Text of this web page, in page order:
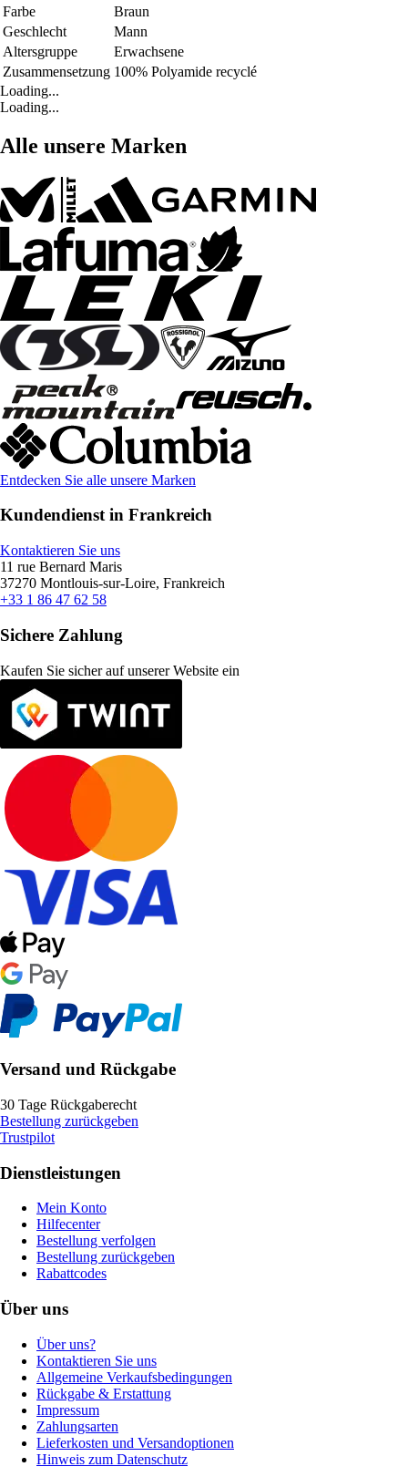
Farbe
Braun
Geschlecht
Mann
Altersgruppe
Erwachsene
Zusammensetzung 100% Polyamide recyclé
Loading...
Loading...
Alle unsere Marken
Entdecken Sie alle unsere Marken
Kundendienst in Frankreich
Kontaktieren Sie uns
11 rue Bernard Maris
37270 Montlouis-sur-Loire, Frankreich
+33 1 86 47 62 58
Sichere Zahlung
Kaufen Sie sicher auf unserer Website ein
Versand und Rückgabe
30 Tage Rückgaberecht
Bestellung zurückgeben
Trustpilot
Dienstleistungen
Mein Konto
Hilfecenter
Bestellung verfolgen
Bestellung zurückgeben
Rabattcodes
Über uns
Über uns?
Kontaktieren Sie uns
Allgemeine Verkaufsbedingungen
Rückgabe & Erstattung
Impressum
Zahlungsarten
Lieferkosten und Versandoptionen
Hinweis zum Datenschutz